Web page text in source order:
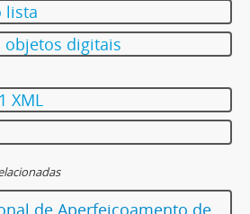
lista
objetos digitais
XML